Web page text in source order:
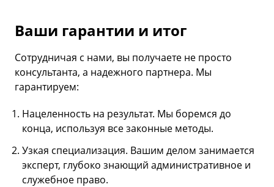
Ваши гарантии и итог
Сотрудничая с нами, вы получаете не просто
консультанта, а надежного партнера. Мы
гарантируем:
Нацеленность на результат. Мы боремся до
конца, используя все законные методы.
Узкая специализация. Вашим делом занимается
эксперт, глубоко знающий административное и
служебное право.